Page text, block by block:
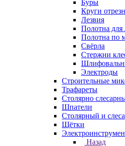
Буры
Круги
Лезвия
Полотна для
Полотна по
Свёрла
Стержни
Электроды
Строительные
Трафареты
Столярно
Шпатели
Столярный и
Щётки
Назад